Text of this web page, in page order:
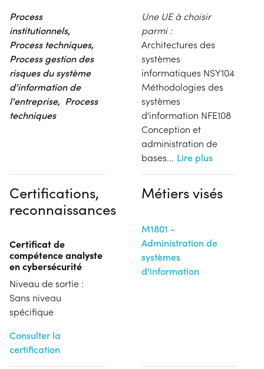
Process
institutionnels,
Process techniques,
Process gestion des
risques du système
d'information de
l'entreprise, Process
techniques
Une UE à choisir
parmi :
Architectures des
systèmes
informatiques NSY104
Méthodologies des
systèmes
d'information NFE108
Conception et
administration de
bases... Lire plus
Certifications,
reconnaissances
Certificat de
compétence analyste
en cybersécurité
Niveau de sortie :
Sans niveau
spécifique
Consulter la
certification
Métiers visés
M1801 -
Administration de
systèmes
d'information